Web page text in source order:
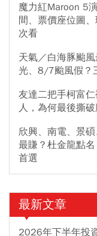
魔力紅Maroon 5
間、票價座位圖
次看
天氣／白海豚颱
光、8/7颱風假？
友達二把手柯富
人，為何最後撕
欣興、南電、景
最賺？杜金龍點
首選
最新文章
2026年下半年投